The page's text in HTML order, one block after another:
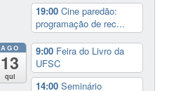
19:00 Cine paredão:
programação de rec...
AGO
13
qui
9:00 Feira do Livro da
UFSC
14:00 Seminário